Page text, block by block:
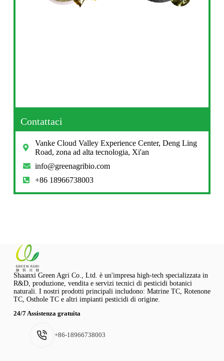
Contattaci
Vanke Cloud Valley Experience Center, Deng Ling
Road, zona ad alta tecnologia, Xi'an
info@greenagribio.com
+86 18966738003
Shaanxi Green Agri Co., Ltd. è un'impresa high-tech specializzata in
R&D, produzione, vendita e servizi tecnici di pesticidi botanici
naturali. I nostri prodotti principali includono: Matrine TC, Rotenone
TC, Osthole TC e altri impianti pesticidi di origine.
24/7 Assistenza gratuita
+86-18966738003